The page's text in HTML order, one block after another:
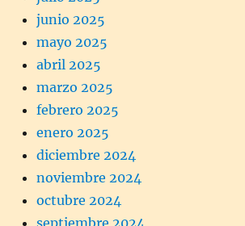
junio 2025
mayo 2025
abril 2025
marzo 2025
febrero 2025
enero 2025
diciembre 2024
noviembre 2024
octubre 2024
septiembre 2024